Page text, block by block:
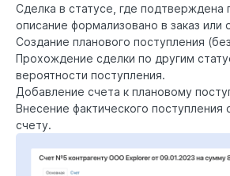
Сделка в статусе, где подтверждена
описание формализовано в заказ или
Создание планового поступления
Прохождение сделки по другим
вероятности поступления.
Добавление счета к плановому
Внесение фактического поступления
счету.